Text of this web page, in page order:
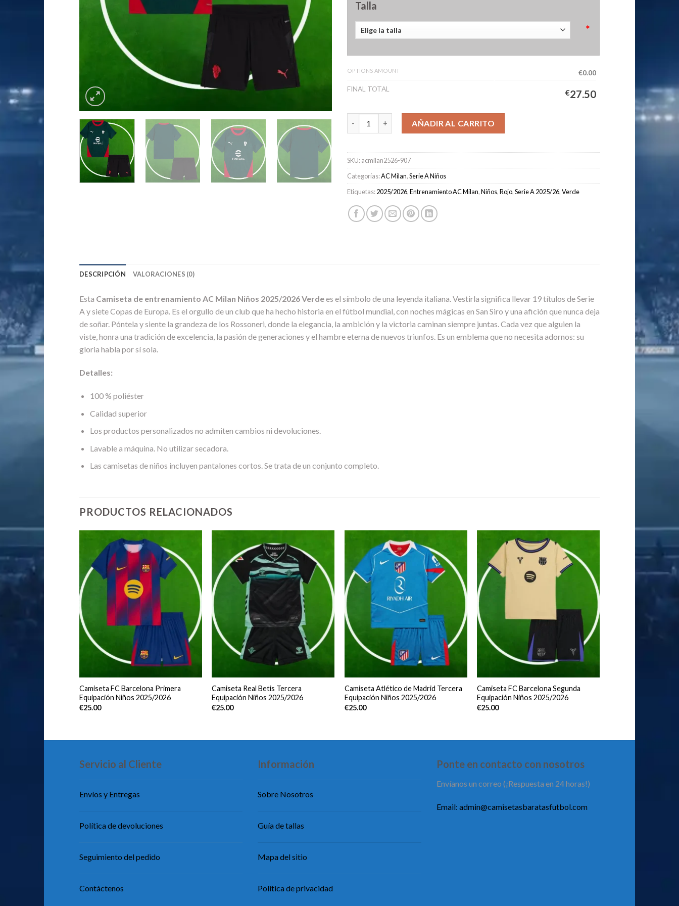
Talla
*
OPTIONS AMOUNT
€0.00
FINAL TOTAL
€27.50
Camiseta de entrenamiento AC Milan Niños 2025/2026 Verde cantidad
AÑADIR AL CARRITO
SKU:acmilan2526-907
Categorías:AC Milan,Serie A Niños
Etiquetas:2025/2026,Entrenamiento AC Milan,Niños,Rojo,Serie A 2025/26,Verde
DESCRIPCIÓN VALORACIONES (0)
Esta Camiseta de entrenamiento AC Milan Niños 2025/2026 Verdees el símbolo de una leyenda italiana. Vestirla significa llevar 19 títulos de Serie
A y siete Copas de Europa. Es el orgullo de un club que ha hecho historia en el fútbol mundial, con noches mágicas en San Siro y una afición que nunca deja
de soñar. Póntela y siente la grandeza de los Rossoneri, donde la elegancia, la ambición y la victoria caminan siempre juntas. Cada vez que alguien la
viste, honra una tradición de excelencia, la pasión de generaciones y el hambre eterna de nuevos triunfos. Es un emblema que no necesita adornos: su
gloria habla por sí sola.
Detalles:
100 % poliéster
Calidad superior
Los productos personalizados no admiten cambios ni devoluciones.
Lavable a máquina. No utilizar secadora.
Las camisetas de niños incluyen pantalones cortos. Se trata de un conjunto completo.
PRODUCTOS RELACIONADOS
Camiseta FC Barcelona Primera
Equipación Niños 2025/2026
€25.00
Camiseta Real Betis Tercera
Equipación Niños 2025/2026
€25.00
Camiseta Atlético de Madrid Tercera
Equipación Niños 2025/2026
€25.00
Camiseta FC Barcelona Segunda
Equipación Niños 2025/2026
€25.00
Servicio al Cliente
Envíos y Entregas
Política de devoluciones
Seguimiento del pedido
Contáctenos
Información
Sobre Nosotros
Guía de tallas
Mapa del sitio
Política de privacidad
Ponte en contacto con nosotros
Envíanos un correo (¡Respuesta en 24 horas!)
Email: admin@camisetasbaratasfutbol.com